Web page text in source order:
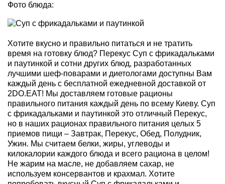
Фото блюда:
Хотите вкусно и правильно питаться и не тратить
время на готовку блюд? Перекус Суп с фрикадальками
и паутинкой и сотни других блюд, разработанных
лучшими шеф-поварами и диетологами доступны Вам
каждый день с бесплатной ежедневной доставкой от
2DO.EAT! Мы доставляем готовые рационы
правильного питания каждый день по всему Киеву. Суп
с фрикадальками и паутинкой это отличный Перекус,
но в наших рационах правильного питания целых 5
приемов пищи – Завтрак, Перекус, Обед, Полудник,
Ужин. Мы считаем белки, жиры, углеводы и
килокалории каждого блюда и всего рациона в целом!
Не жарим на масле, не добавляем сахар, не
используем консервантов и крахмал. Хотите